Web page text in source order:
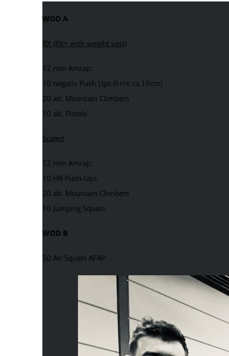
WOD A
RX (RX+ with weight vest)
12 min Amrap:
10 negativ Push Ups (li+re ca.10cm)
20 alt. Mountain Climbers
10 alt. Pistols
Scaled
12 min Amrap:
10 HR Push-Ups
20 alt. Mountain Climbers
10 Jumping Squats
WOD B
50 Air Squats AFAP